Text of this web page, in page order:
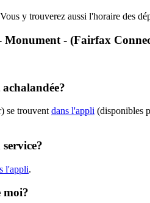
y trouverez aussi l'horaire des
Monument - (Fairfax
se trouvent dans l'appli (disponibles
l'appli.
moi?